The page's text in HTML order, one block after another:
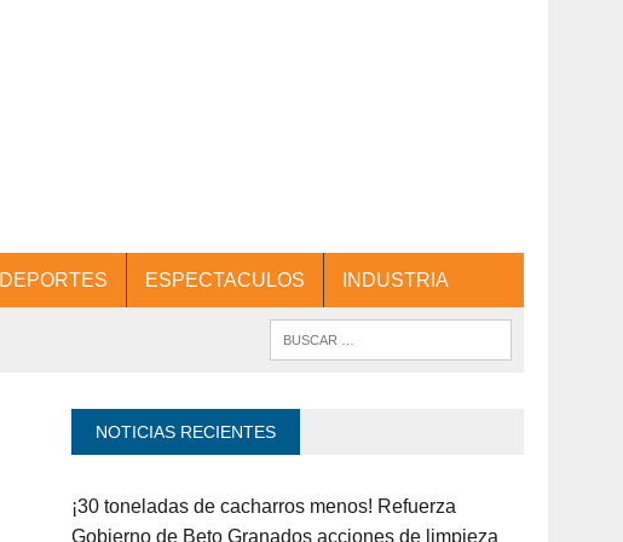
DEPORTES ESPECTACULOS INDUSTRIA
NOTICIAS RECIENTES
¡30 toneladas de cacharros menos! Refuerza
Gobierno de Beto Granados acciones de limpieza